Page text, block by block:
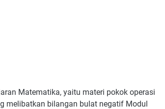
Matematika, yaitu materi pokok operasi
melibatkan bilangan bulat negatif Modul